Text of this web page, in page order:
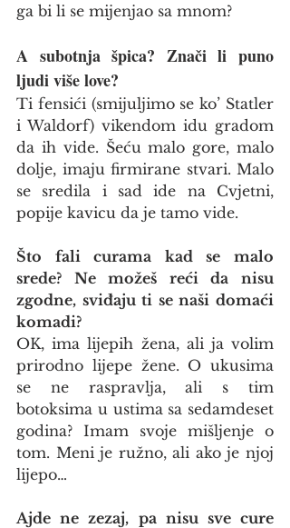
ga bi li se mijenjao sa mnom?
A subotnja špica? Znači li puno
ljudi više love?
Ti fensići (smijuljimo se ko’ Statler
i Waldorf) vikendom idu gradom
da ih vide. Šeću malo gore, malo
dolje, imaju firmirane stvari. Malo
se sredila i sad ide na Cvjetni,
popije kavicu da je tamo vide.
Što fali curama kad se malo
srede? Ne možeš reći da nisu
zgodne, sviđaju ti se naši domaći
komadi?
OK, ima lijepih žena, ali ja volim
prirodno lijepe žene. O ukusima
se ne raspravlja, ali s tim
botoksima u ustima sa sedamdeset
godina? Imam svoje mišljenje o
tom. Meni je ružno, ali ako je njoj
lijepo…
Ajde ne zezaj, pa nisu sve cure